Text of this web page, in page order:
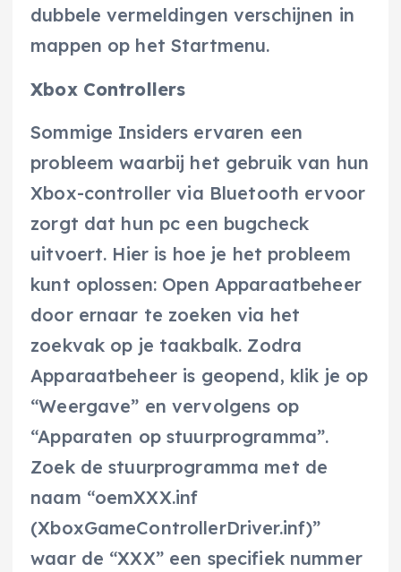
dubbele vermeldingen verschijnen in
mappen op het Startmenu.
Xbox Controllers
Sommige Insiders ervaren een
probleem waarbij het gebruik van hun
Xbox-controller via Bluetooth ervoor
zorgt dat hun pc een bugcheck
uitvoert. Hier is hoe je het probleem
kunt oplossen: Open Apparaatbeheer
door ernaar te zoeken via het
zoekvak op je taakbalk. Zodra
Apparaatbeheer is geopend, klik je op
“Weergave” en vervolgens op
“Apparaten op stuurprogramma”.
Zoek de stuurprogramma met de
naam “oemXXX.inf
(XboxGameControllerDriver.inf)”
waar de “XXX” een specifiek nummer